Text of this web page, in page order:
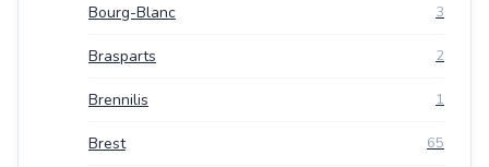
Bourg-Blanc 3
Brasparts 2
Brennilis 1
Brest 65